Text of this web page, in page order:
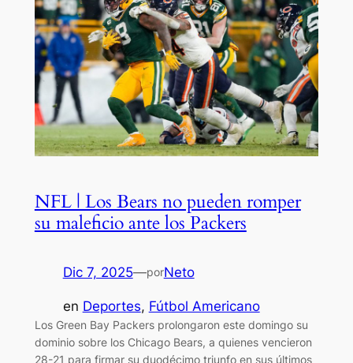
NFL | Los Bears no pueden romper
su maleficio ante los Packers
Dic 7, 2025—porNeto
en Deportes, Fútbol Americano
Los Green Bay Packers prolongaron este domingo su
dominio sobre los Chicago Bears, a quienes vencieron
28-21 para firmar su duodécimo triunfo en sus últimos